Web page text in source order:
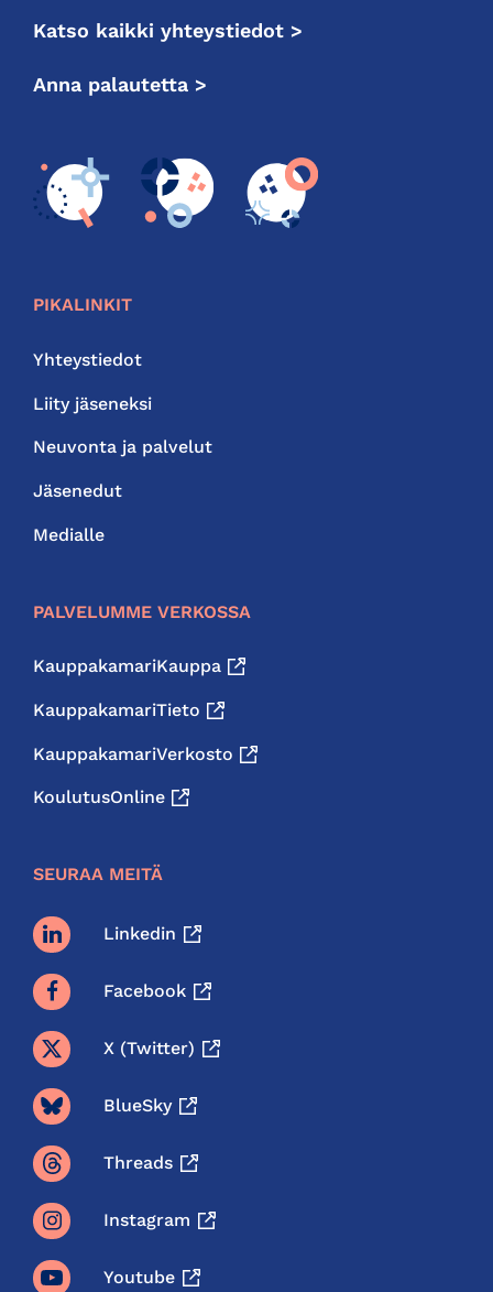
Katso kaikki yhteystiedot >
Anna palautetta >
PIKALINKIT
Yhteystiedot
Liity jäseneksi
Neuvonta ja palvelut
Jäsenedut
Medialle
PALVELUMME VERKOSSA
KauppakamariKauppa
KauppakamariTieto
KauppakamariVerkosto
KoulutusOnline
SEURAA MEITÄ
Linkedin
Facebook
X (twitter)
BlueSky
Threads
Instagram
Youtube